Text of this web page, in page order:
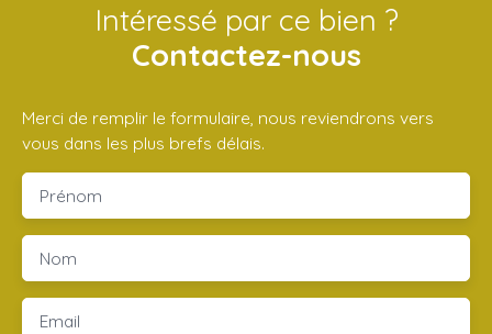
Intéressé par ce bien ?
Contactez-nous
Merci de remplir le formulaire, nous reviendrons vers
vous dans les plus brefs délais.
Prénom
Nom
Email